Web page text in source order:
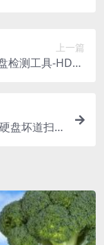
上一篇
检测工具-HDTu
盘坏道扫